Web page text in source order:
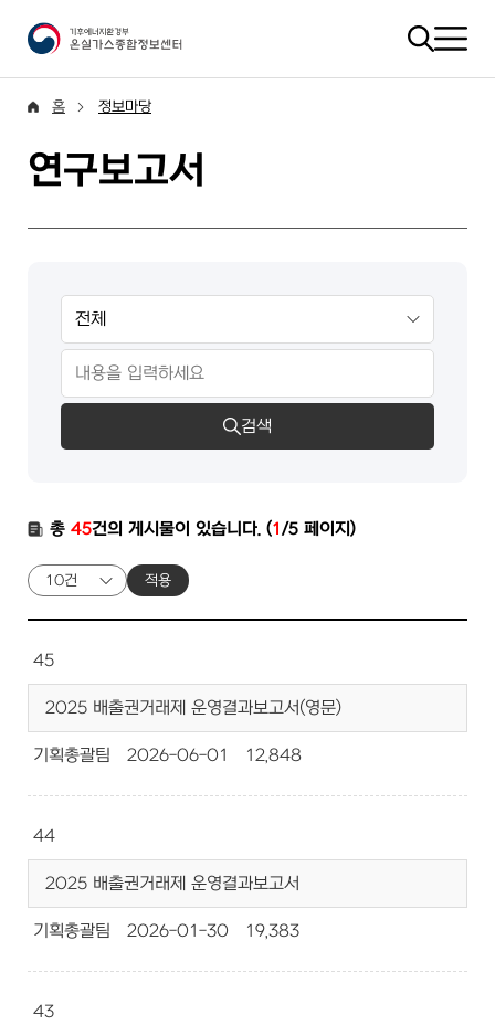
홈 정보마당
연구보고서
검색
총 45건의 게시물이 있습니다. (1/5 페이지)
적용
45
2025 배출권거래제 운영결과보고서(영문)
기획총괄팀 2026-06-01 12,848
44
2025 배출권거래제 운영결과보고서
기획총괄팀 2026-01-30 19,383
43